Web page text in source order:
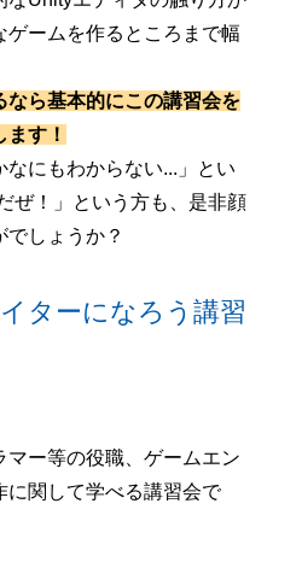
ゲームを作るところまで幅
なら基本的にこの講習会を
す！
なにもわからない...」とい
ぜ！」という方も、是非顔
でしょうか？
ターになろう講習
マー等の役職、ゲームエン
に関して学べる講習会で